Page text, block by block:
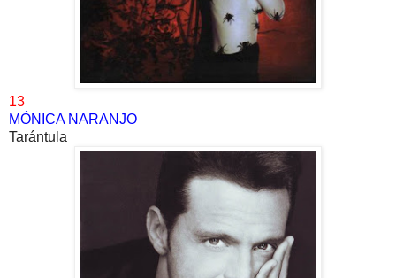
13
MÓNICA NARANJO
Tarántula